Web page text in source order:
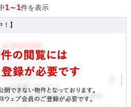
1～1件を表示
】